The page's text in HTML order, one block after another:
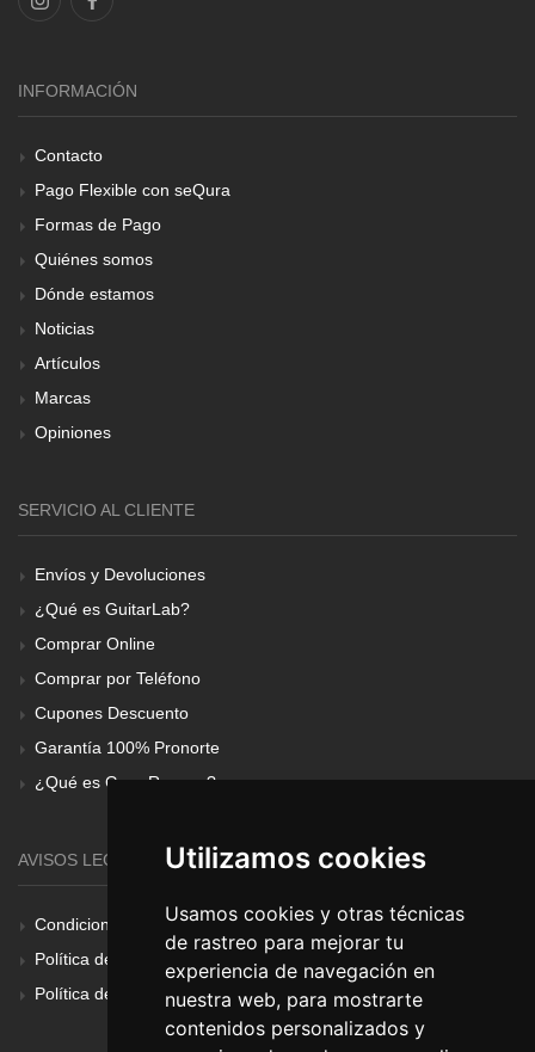
Utilizamos cookies
Usamos cookies y otras técnicas
de rastreo para mejorar tu
experiencia de navegación en
nuestra web, para mostrarte
contenidos personalizados y
INFORMACIÓN
Contacto
Pago Flexible con seQura
Formas de Pago
Quiénes somos
Dónde estamos
Noticias
Artículos
Marcas
Opiniones
SERVICIO AL CLIENTE
Envíos y Devoluciones
¿Qué es GuitarLab?
Comprar Online
Comprar por Teléfono
Cupones Descuento
Garantía 100% Pronorte
¿Qué es Gear Renove?
AVISOS LEGALES
Condiciones Generales
Política de Cookies
Política de Privacidad